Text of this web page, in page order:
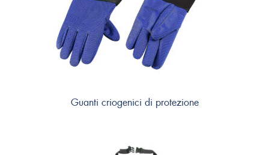
Guanti criogenici di protezione